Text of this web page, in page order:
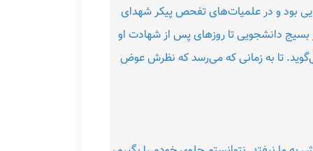
بود و در علمیات‌های تفحص پیکر شهدای
دانشجویی تا روزهای پس از شهادت او
می‌گوید. تا به زمانی که می‌رسد که نظرش عوض